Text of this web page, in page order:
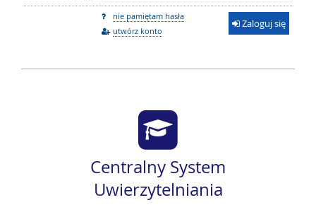
nie pamiętam hasła
utwórz konto
Zaloguj się
Centralny System
Uwierzytelniania